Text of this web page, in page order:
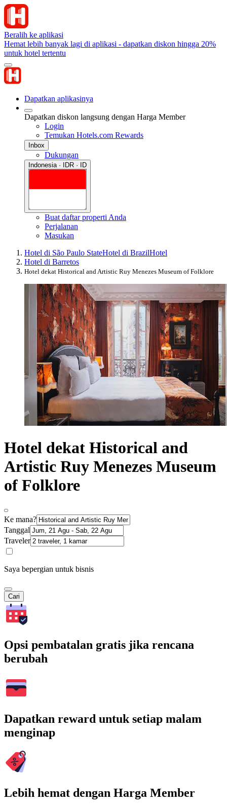
Beralih ke aplikasi
Hemat lebih banyak lagi di aplikasi - dapatkan diskon hingga 20%
untuk hotel tertentu
Dapatkan aplikasinya
Dapatkan diskon langsung dengan Harga Member
Login
Temukan Hotels.com Rewards
Inbox
Dukungan
Indonesia · IDR · ID
Buat daftar properti Anda
Perjalanan
Masukan
Hotel di São Paulo StateHotel di BrazilHotel
Hotel di Barretos
Hotel dekat Historical and Artistic Ruy Menezes Museum of Folklore
Hotel dekat Historical and
Artistic Ruy Menezes Museum
of Folklore
Ke mana?
Tanggal
Traveler
Saya bepergian untuk bisnis
Cari
Opsi pembatalan gratis jika rencana
berubah
Dapatkan reward untuk setiap malam
menginap
Lebih hemat dengan Harga Member